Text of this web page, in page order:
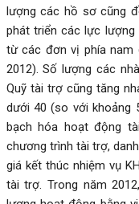
lượng các hồ sơ cũng
phát triển các lực
từ các đơn vị phía nam
2012). Số lượng các
Quỹ tài trợ cũng tăng
dưới 40 (so với khoảng
bạch hóa hoạt động
chương trình tài trợ,
giá kết thúc nhiệm vụ
tài trợ. Trong năm